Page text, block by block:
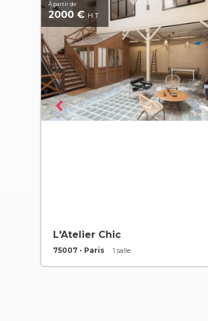
À partir de
2000 € H.T
L'Atelier Chic
75007 - Paris 1 salle